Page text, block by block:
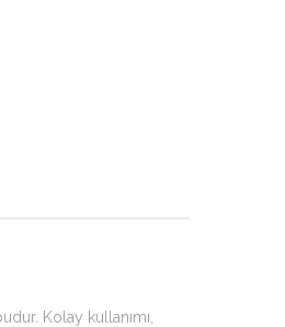
Kolay kullanımı,